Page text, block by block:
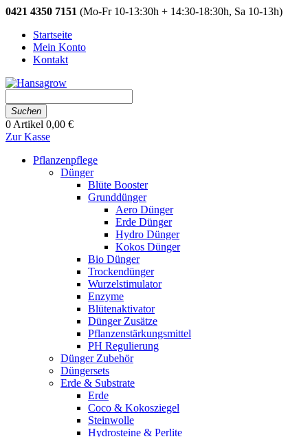
0421 4350 7151 (Mo-Fr 10-13:30h + 14:30-18:30h, Sa 10-13h)
Startseite
Mein Konto
Kontakt
Suchen
0 Artikel 0,00 €
Zur Kasse
Pflanzenpflege
Dünger
Blüte Booster
Grunddünger
Aero Dünger
Erde Dünger
Hydro Dünger
Kokos Dünger
Bio Dünger
Trockendünger
Wurzelstimulator
Enzyme
Blütenaktivator
Dünger Zusätze
Pflanzenstärkungsmittel
PH Regulierung
Dünger Zubehör
Düngersets
Erde & Substrate
Erde
Coco & Kokosziegel
Steinwolle
Hydrosteine & Perlite